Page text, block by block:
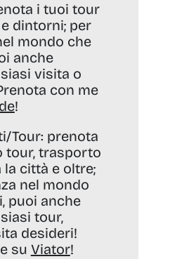
i tuoi tour
dintorni; per
mondo che
anche
visita o
con me
!
Tour: prenota
tour, trasporto
città e oltre;
nel mondo
puoi anche
tour,
desideri!
su Viator!